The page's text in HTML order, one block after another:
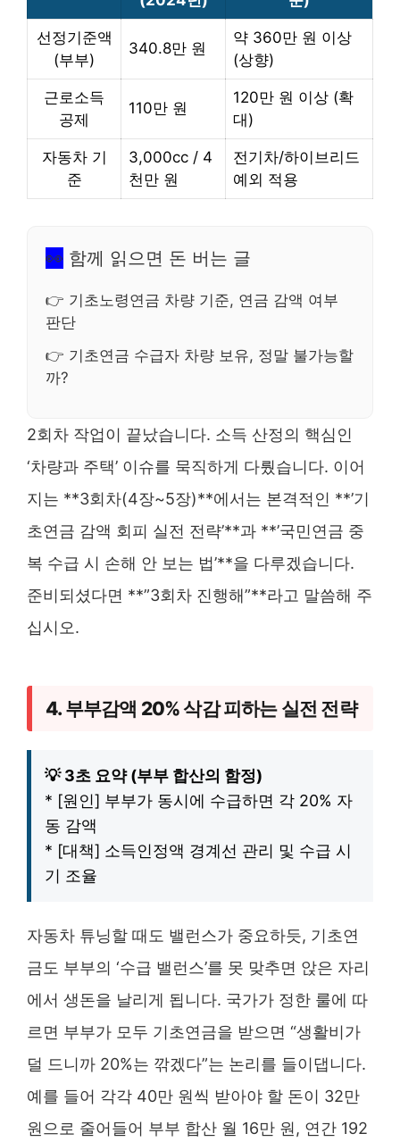
선정기준액
(부부)
340.8만 원
약 360만 원 이상
(상향)
근로소득
공제
110만 원
120만 원 이상 (확
대)
자동차 기
준
3,000cc / 4
천만 원
전기차/하이브리드
예외 적용
👀 함께 읽으면 돈 버는 글
👉 기초노령연금 차량 기준, 연금 감액 여부
판단
👉 기초연금 수급자 차량 보유, 정말 불가능할
까?
2회차 작업이 끝났습니다. 소득 산정의 핵심인
‘차량과 주택’ 이슈를 묵직하게 다뤘습니다. 이어
지는 **3회차(4장~5장)**에서는 본격적인 **’기
초연금 감액 회피 실전 전략’**과 **’국민연금 중
복 수급 시 손해 안 보는 법’**을 다루겠습니다.
준비되셨다면 **”3회차 진행해”**라고 말씀해 주
십시오.
4. 부부감액 20% 삭감 피하는 실전 전략
💡 3초 요약 (부부 합산의 함정)
* [원인] 부부가 동시에 수급하면 각 20% 자
동 감액
* [대책] 소득인정액 경계선 관리 및 수급 시
기 조율
자동차 튜닝할 때도 밸런스가 중요하듯, 기초연
금도 부부의 ‘수급 밸런스’를 못 맞추면 앉은 자리
에서 생돈을 날리게 됩니다. 국가가 정한 룰에 따
르면 부부가 모두 기초연금을 받으면 “생활비가
덜 드니까 20%는 깎겠다”는 논리를 들이댑니다.
예를 들어 각각 40만 원씩 받아야 할 돈이 32만
원으로 줄어들어 부부 합산 월 16만 원, 연간 192